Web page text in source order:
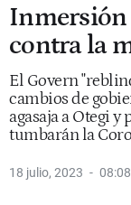
Inmersión
contra la
El Govern
cambios de
agasaja a Otegi y
tumbarán la
18 julio, 2023 08:08